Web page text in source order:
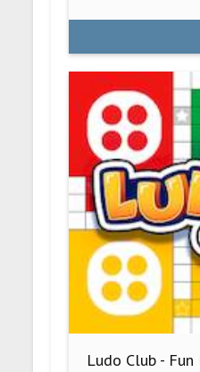
Ludo Club - Fun